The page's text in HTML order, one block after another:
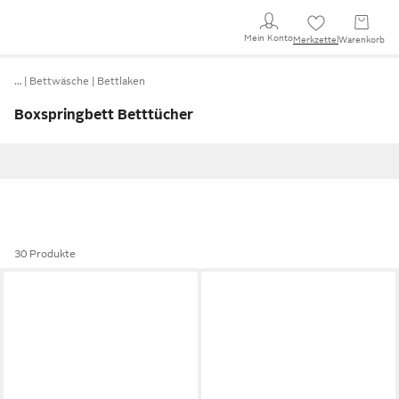
Mein KontoMerkzettel Warenkorb
… Bettwäsche Bettlaken
Boxspringbett Betttücher
30 Produkte